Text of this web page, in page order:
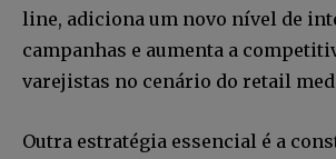
line, adiciona um novo nível de
campanhas e aumenta a
varejistas no cenário do retail
Outra estratégia essencial é a